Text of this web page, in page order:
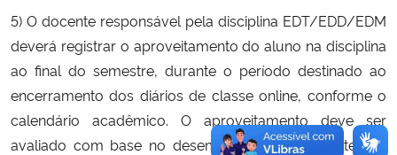
5) O docente responsável pela disciplina EDT/EDD/EDM
deverá registrar o aproveitamento do aluno na disciplina
ao final do semestre, durante o período destinado ao
encerramento dos diários de classe online, conforme o
calendário acadêmico. O aproveitamento deve ser
avaliado com base no desempenho do estudante nas